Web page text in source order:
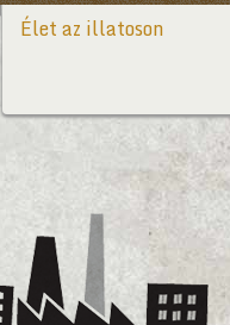
Élet az illatoson